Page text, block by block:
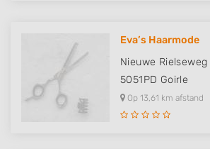
Eva’s Haarmode
Nieuwe Rielseweg
5051PD Goirle
Op 13,61 km afstand